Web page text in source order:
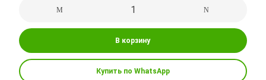
В корзину
Купить по WhatsApp